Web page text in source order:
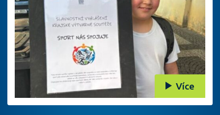
Více